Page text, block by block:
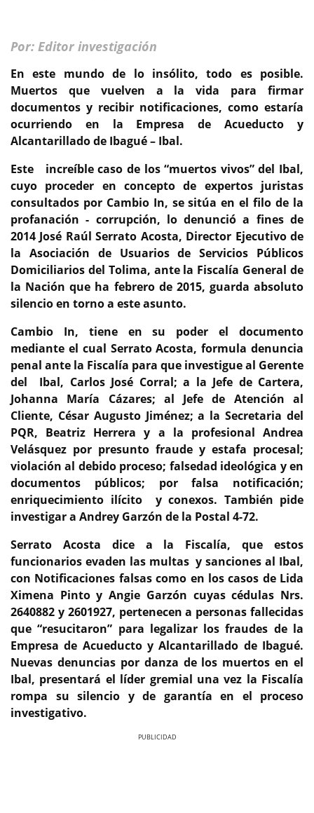
Por: Editor investigación
En este mundo de lo insólito, todo es posible.
Muertos que vuelven a la vida para firmar
documentos y recibir notificaciones, como estaría
ocurriendo en la Empresa de Acueducto y
Alcantarillado de Ibagué – Ibal.
Este increíble caso de los “muertos vivos” del Ibal,
cuyo proceder en concepto de expertos juristas
consultados por Cambio In, se sitúa en el filo de la
profanación - corrupción, lo denunció a fines de
2014 José Raúl Serrato Acosta, Director Ejecutivo de
la Asociación de Usuarios de Servicios Públicos
Domiciliarios del Tolima, ante la Fiscalía General de
la Nación que ha febrero de 2015, guarda absoluto
silencio en torno a este asunto.
Cambio In, tiene en su poder el documento
mediante el cual Serrato Acosta, formula denuncia
penal ante la Fiscalía para que investigue al Gerente
del Ibal, Carlos José Corral; a la Jefe de Cartera,
Johanna María Cázares; al Jefe de Atención al
Cliente, César Augusto Jiménez; a la Secretaria del
PQR, Beatriz Herrera y a la profesional Andrea
Velásquez por presunto fraude y estafa procesal;
violación al debido proceso; falsedad ideológica y en
documentos públicos; por falsa notificación;
enriquecimiento ilícito y conexos. También pide
investigar a Andrey Garzón de la Postal 4-72.
Serrato Acosta dice a la Fiscalía, que estos
funcionarios evaden las multas y sanciones al Ibal,
con Notificaciones falsas como en los casos de Lida
Ximena Pinto y Angie Garzón cuyas cédulas Nrs.
2640882 y 2601927, pertenecen a personas fallecidas
que “resucitaron” para legalizar los fraudes de la
Empresa de Acueducto y Alcantarillado de Ibagué.
Nuevas denuncias por danza de los muertos en el
Ibal, presentará el líder gremial una vez la Fiscalía
rompa su silencio y de garantía en el proceso
investigativo.